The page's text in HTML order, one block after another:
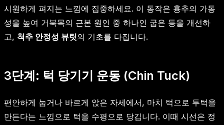
시원하게 펴지는 느낌에 집중하세요. 이 동작은 흉추의 가동
성을 높여 거북목의 근본 원인 중 하나인 굽은 등을 개선하
고, 척추 안정성 뷰릿의 기초를 다집니다.
3단계: 턱 당기기 운동 (Chin Tuck)
편안하게 눕거나 바르게 앉은 자세에서, 마치 턱으로 투턱을
만든다는 느낌으로 턱을 수평으로 당깁니다. 이때 시선은 정